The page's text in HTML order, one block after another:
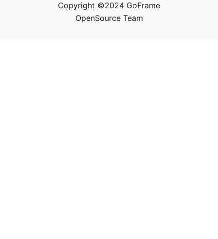
Copyright ©2024 GoFrame
OpenSource Team